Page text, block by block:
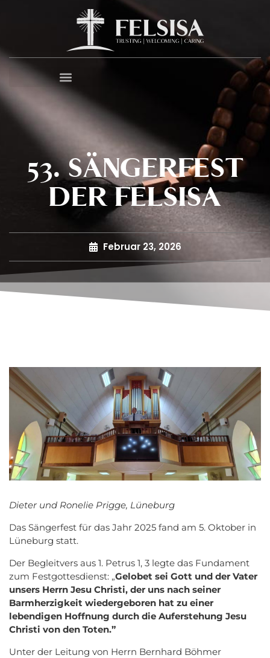
53. SÄNGERFEST
DER FELSISA
Februar 23, 2026
Dieter und Ronelie Prigge, Lüneburg
Das Sängerfest für das Jahr 2025 fand am 5. Oktober in
Lüneburg statt.
Der Begleitvers aus 1. Petrus 1, 3 legte das Fundament
zum Festgottesdienst: „Gelobet sei Gott und der Vater
unsers Herrn Jesu Christi, der uns nach seiner
Barmherzigkeit wiedergeboren hat zu einer
lebendigen Hoffnung durch die Auferstehung Jesu
Christi von den Toten.”
Unter der Leitung von Herrn Bernhard Böhmer